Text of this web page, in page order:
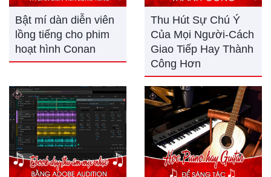
Bật mí dàn diễn viên
lồng tiếng cho phim
hoạt hình Conan
Thu Hút Sự Chú Ý
Của Mọi Người-Cách
Giao Tiếp Hay Thành
Công Hơn